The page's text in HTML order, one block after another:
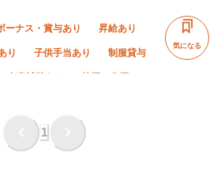
ーナス・賞与あり 昇給あり
り 子供手当あり 制服貸与
食事補助あり 禁煙・分煙
年末年始休暇
なし 土日休み
気になる
1